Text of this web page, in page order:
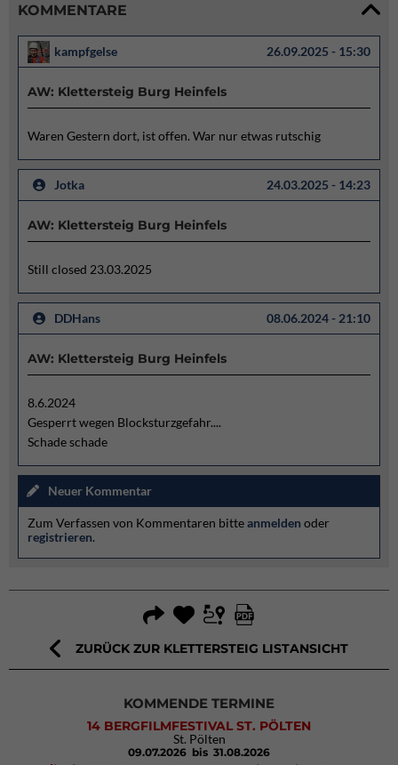
KOMMENTARE
kampfgelse 26.09.2025 - 15:30
AW: Klettersteig Burg Heinfels
Waren Gestern dort, ist offen. War nur etwas rutschig
Jotka 24.03.2025 - 14:23
AW: Klettersteig Burg Heinfels
Still closed 23.03.2025
DDHans 08.06.2024 - 21:10
AW: Klettersteig Burg Heinfels
8.6.2024
Gesperrt wegen Blocksturzgefahr....
Schade schade
Neuer Kommentar
Zum Verfassen von Kommentaren bitteanmelden oder
registrieren.
ZURÜCK ZUR KLETTERSTEIG LISTANSICHT
KOMMENDE TERMINE
14 BERGFILMFESTIVAL ST. PÖLTEN
St. Pölten
09.07.2026 bis 31.08.2026